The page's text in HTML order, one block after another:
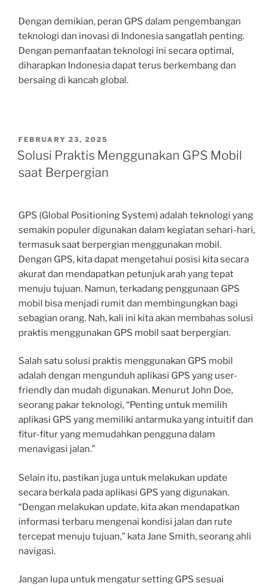
Dengan demikian, peran GPS dalam pengembangan
teknologi dan inovasi di Indonesia sangatlah penting.
Dengan pemanfaatan teknologi ini secara optimal,
diharapkan Indonesia dapat terus berkembang dan
bersaing di kancah global.
POSTED
ON
FEBRUARY 23, 2025
Solusi Praktis Menggunakan GPS Mobil
saat Berpergian
GPS (Global Positioning System) adalah teknologi yang
semakin populer digunakan dalam kegiatan sehari-hari,
termasuk saat berpergian menggunakan mobil.
Dengan GPS, kita dapat mengetahui posisi kita secara
akurat dan mendapatkan petunjuk arah yang tepat
menuju tujuan. Namun, terkadang penggunaan GPS
mobil bisa menjadi rumit dan membingungkan bagi
sebagian orang. Nah, kali ini kita akan membahas solusi
praktis menggunakan GPS mobil saat berpergian.
Salah satu solusi praktis menggunakan GPS mobil
adalah dengan mengunduh aplikasi GPS yang user-
friendly dan mudah digunakan. Menurut John Doe,
seorang pakar teknologi, “Penting untuk memilih
aplikasi GPS yang memiliki antarmuka yang intuitif dan
fitur-fitur yang memudahkan pengguna dalam
menavigasi jalan.”
Selain itu, pastikan juga untuk melakukan update
secara berkala pada aplikasi GPS yang digunakan.
“Dengan melakukan update, kita akan mendapatkan
informasi terbaru mengenai kondisi jalan dan rute
tercepat menuju tujuan,” kata Jane Smith, seorang ahli
navigasi.
Jangan lupa untuk mengatur setting GPS sesuai